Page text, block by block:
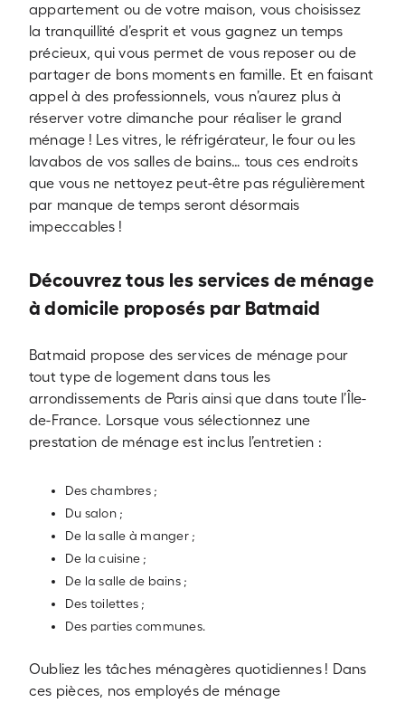
appartement ou de votre maison, vous choisissez
la tranquillité d’esprit et vous gagnez un temps
précieux, qui vous permet de vous reposer ou de
partager de bons moments en famille. Et en faisant
appel à des professionnels, vous n’aurez plus à
réserver votre dimanche pour réaliser le grand
ménage ! Les vitres, le réfrigérateur, le four ou les
lavabos de vos salles de bains… tous ces endroits
que vous ne nettoyez peut-être pas régulièrement
par manque de temps seront désormais
impeccables !
Découvrez tous les services de ménage
à domicile proposés par Batmaid
Batmaid propose des services de ménage pour
tout type de logement dans tous les
arrondissements de Paris ainsi que dans toute l’Île-
de-France. Lorsque vous sélectionnez une
prestation de ménage est inclus l’entretien :
Des chambres ;
Du salon ;
De la salle à manger ;
De la cuisine ;
De la salle de bains ;
Des toilettes ;
Des parties communes.
Oubliez les tâches ménagères quotidiennes ! Dans
ces pièces, nos employés de ménage